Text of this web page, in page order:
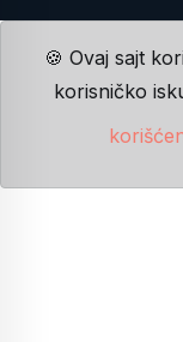
🍪 Ovaj sajt
korisničko